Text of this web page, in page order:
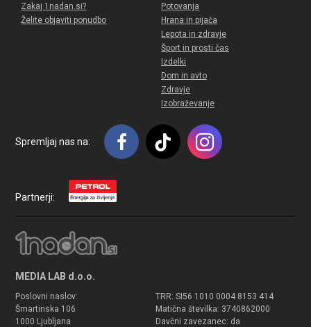
Zakaj 1nadan.si?
Želite objaviti ponudbo
Potovanja
Hrana in pijača
Lepota in zdravje
Šport in prosti čas
Izdelki
Dom in avto
Zdravje
Izobraževanje
Spremljaj nas na:
Partnerji:
MEDIA LAB d.o.o.
Poslovni naslov:
Šmartinska 106
1000 Ljubljana
TRR: SI56 1010 0004 8153 414
Matična številka: 3740862000
Davčni zavezanec: da